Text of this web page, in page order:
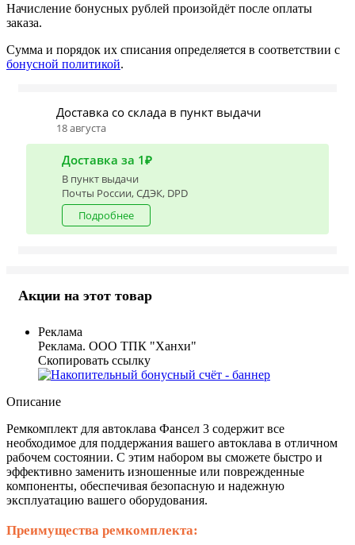
Начисление бонусных рублей произойдёт после оплаты
заказа.
Сумма и порядок их списания определяется в соответствии с
бонусной политикой.
Доставка со склада в пункт выдачи
18 августа
Доставка за 1₽
В пункт выдачи
Почты России, СДЭК, DPD
Подробнее
Акции на этот товар
Реклама
Реклама. ООО ТПК "Ханхи"
Скопировать ссылку
Описание
Ремкомплект для автоклава Фансел 3 содержит все
необходимое для поддержания вашего автоклава в отличном
рабочем состоянии. С этим набором вы сможете быстро и
эффективно заменить изношенные или поврежденные
компоненты, обеспечивая безопасную и надежную
эксплуатацию вашего оборудования.
Преимущества ремкомплекта: